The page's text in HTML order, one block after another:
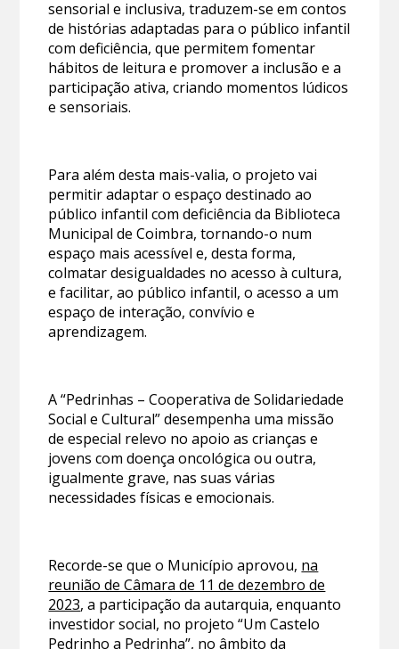
sensorial e inclusiva, traduzem-se em contos
de histórias adaptadas para o público infantil
com deficiência, que permitem fomentar
hábitos de leitura e promover a inclusão e a
participação ativa, criando momentos lúdicos
e sensoriais.
Para além desta mais-valia, o projeto vai
permitir adaptar o espaço destinado ao
público infantil com deficiência da Biblioteca
Municipal de Coimbra, tornando-o num
espaço mais acessível e, desta forma,
colmatar desigualdades no acesso à cultura,
e facilitar, ao público infantil, o acesso a um
espaço de interação, convívio e
aprendizagem.
A “Pedrinhas – Cooperativa de Solidariedade
Social e Cultural” desempenha uma missão
de especial relevo no apoio as crianças e
jovens com doença oncológica ou outra,
igualmente grave, nas suas várias
necessidades físicas e emocionais.
Recorde-se que o Município aprovou, na
reunião de Câmara de 11 de dezembro de
2023, a participação da autarquia, enquanto
investidor social, no projeto “Um Castelo
Pedrinho a Pedrinha”, no âmbito da